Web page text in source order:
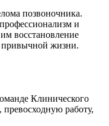
позвоночника.
и
восстановление
привычной жизни.
Клинического
превосходную работу,